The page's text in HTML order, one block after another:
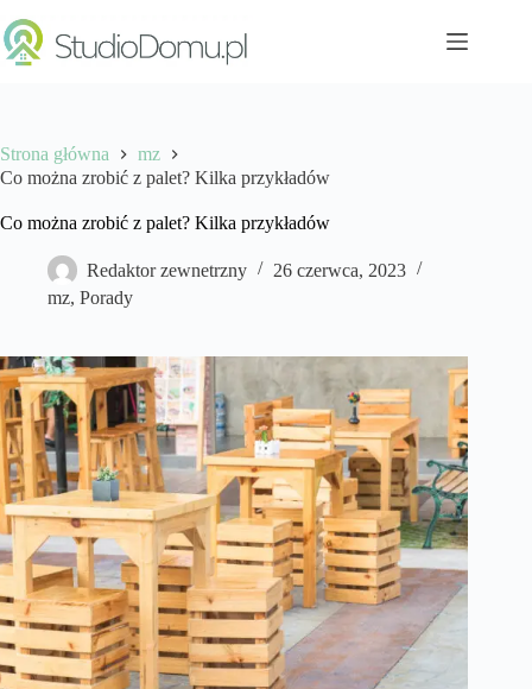
do
treści
Strona główna
mz
Co można zrobić z palet? Kilka przykładów
Co można zrobić z palet? Kilka przykładów
Redaktor zewnetrzny
26 czerwca, 2023
mz, Porady